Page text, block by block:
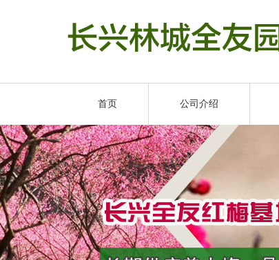
首页 公司介绍